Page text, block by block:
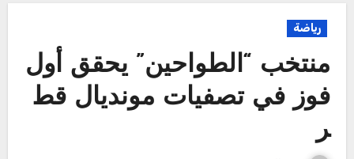
رياضة
منتخب “الطواحين” يحقق أول
فوز في تصفيات مونديال قط
ر